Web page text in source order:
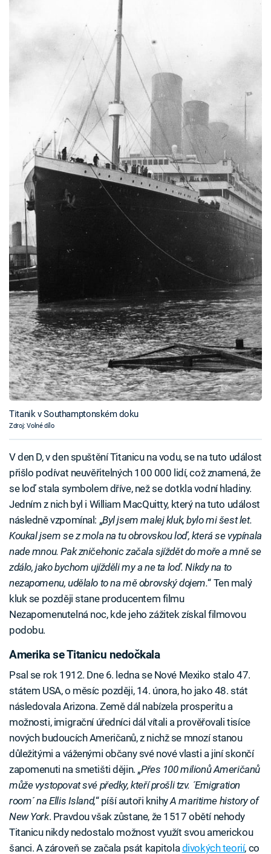
Titanik v Southamptonském doku
Zdroj: Volné dílo
V den D, v den spuštění Titanicu na vodu, se na tuto událost
přišlo podívat neuvěřitelných 100 000 lidí, což znamená, že
se loď stala symbolem dříve, než se dotkla vodní hladiny.
Jedním z nich byl i William MacQuitty, který na tuto událost
následně vzpomínal: „Byl jsem malej kluk, bylo mi šest let.
Koukal jsem se z mola na tu obrovskou loď, která se vypínala
nade mnou. Pak zničehonic začala sjíždět do moře a mně se
zdálo, jako bychom ujížděli my a ne ta loď. Nikdy na to
nezapomenu, udělalo to na mě obrovský dojem.“ Ten malý
kluk se později stane producentem filmu
Nezapomenutelná noc, kde jeho zážitek získal filmovou
podobu.
Amerika se Titanicu nedočkala
Psal se rok 1912. Dne 6. ledna se Nové Mexiko stalo 47.
státem USA, o měsíc později, 14. února, ho jako 48. stát
následovala Arizona. Země dál nabízela prosperitu a
možnosti, imigrační úředníci dál vítali a prověřovali tisíce
nových budoucích Američanů, z nichž se mnozí stanou
důležitými a váženými občany své nové vlasti a jiní skončí
zapomenuti na smetišti dějin. „Přes 100 milionů Američanů
může vystopovat své předky, kteří prošli tzv. ´Emigration
room´ na Ellis Island,“ píší autoři knihyA maritime history of
New York. Pravdou však zůstane, že 1517 obětí nehody
Titanicu nikdy nedostalo možnost využít svou americkou
šanci. A zároveň se začala psát kapitoladivokých teorií, co